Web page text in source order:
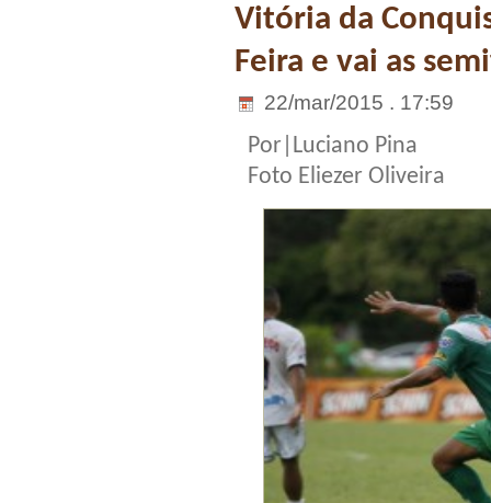
Vitória da
Feira e vai as
22/mar/2015 . 17:59
Por|Luciano Pina
Foto Eliezer Oliveira